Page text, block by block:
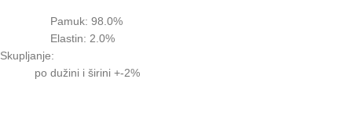
Pamuk: 98.0%
Elastin: 2.0%
Skupljanje:
po dužini i širini +-2%